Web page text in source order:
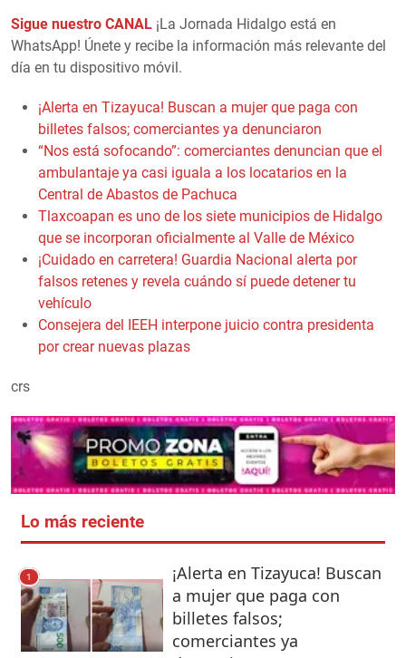
Sigue nuestro CANAL ¡La Jornada Hidalgo está en
WhatsApp! Únete y recibe la información más relevante del
día en tu dispositivo móvil.
¡Alerta en Tizayuca! Buscan a mujer que paga con
billetes falsos; comerciantes ya denunciaron
“Nos está sofocando”: comerciantes denuncian que el
ambulantaje ya casi iguala a los locatarios en la
Central de Abastos de Pachuca
Tlaxcoapan es uno de los siete municipios de Hidalgo
que se incorporan oficialmente al Valle de México
¡Cuidado en carretera! Guardia Nacional alerta por
falsos retenes y revela cuándo sí puede detener tu
vehículo
Consejera del IEEH interpone juicio contra presidenta
por crear nuevas plazas
crs
Lo más reciente
1
¡Alerta en Tizayuca! Buscan
a mujer que paga con
billetes falsos;
comerciantes ya